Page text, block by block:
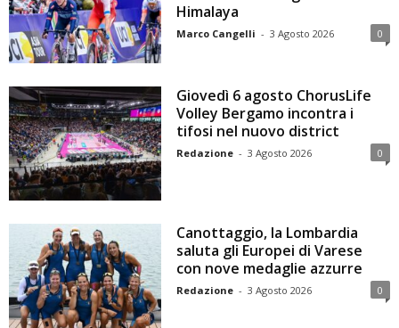
Himalaya
Marco Cangelli - 3 Agosto 2026 0
Giovedì 6 agosto ChorusLife
Volley Bergamo incontra i
tifosi nel nuovo district
Redazione - 3 Agosto 2026 0
Canottaggio, la Lombardia
saluta gli Europei di Varese
con nove medaglie azzurre
Redazione - 3 Agosto 2026 0